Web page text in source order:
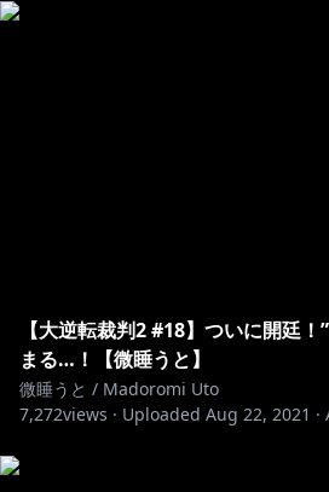
【大逆転裁判2 #18】ついに開廷
まる…！【微睡うと】
微睡うと / Madoromi Uto
7,272views · Uploaded Aug 22, 2021 ·